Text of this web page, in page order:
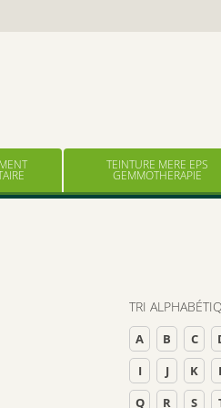
TEINTURE MERE EPS
GEMMOTHERAPIE
TRI
A B C
I
J K
Q
R S